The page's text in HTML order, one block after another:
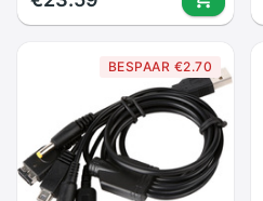
GBC GBP GB
BESPAAR €2.70